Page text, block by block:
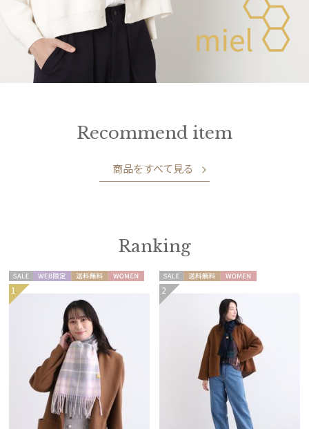
Recommend item
商品をすべて見る
Ranking
セー
ル
料
1
セー
ル
N
2